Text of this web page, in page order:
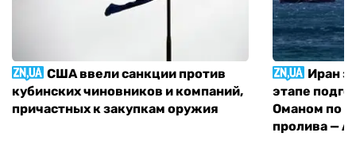
США ввели санкции против
кубинских чиновников и компаний,
причастных к закупкам оружия
Иран
этапе
Оманом по
пролива —